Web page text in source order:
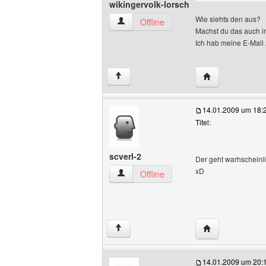
wikingervolk-lorsch
wikingervolk-lorsch Benutzer-Profile
Offline
Wie siehts den aus?
Machst du das auch
Ich hab meine E-
↑ Website dieses
scverl-2
scverl-2 Benutzer-Profile anzeigen
Offline
14.01.2009 um
Titel:
Der geht
xD
↑ Website dieses
14.01.2009 um